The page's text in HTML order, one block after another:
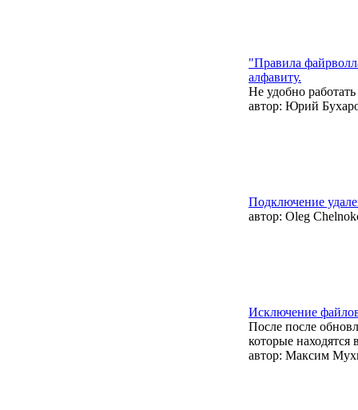
"Правила
алфавиту.
Не удобно
автор: Юрий
Подключение
автор: Oleg
Исключение
После после
которые находятся
автор: Максим